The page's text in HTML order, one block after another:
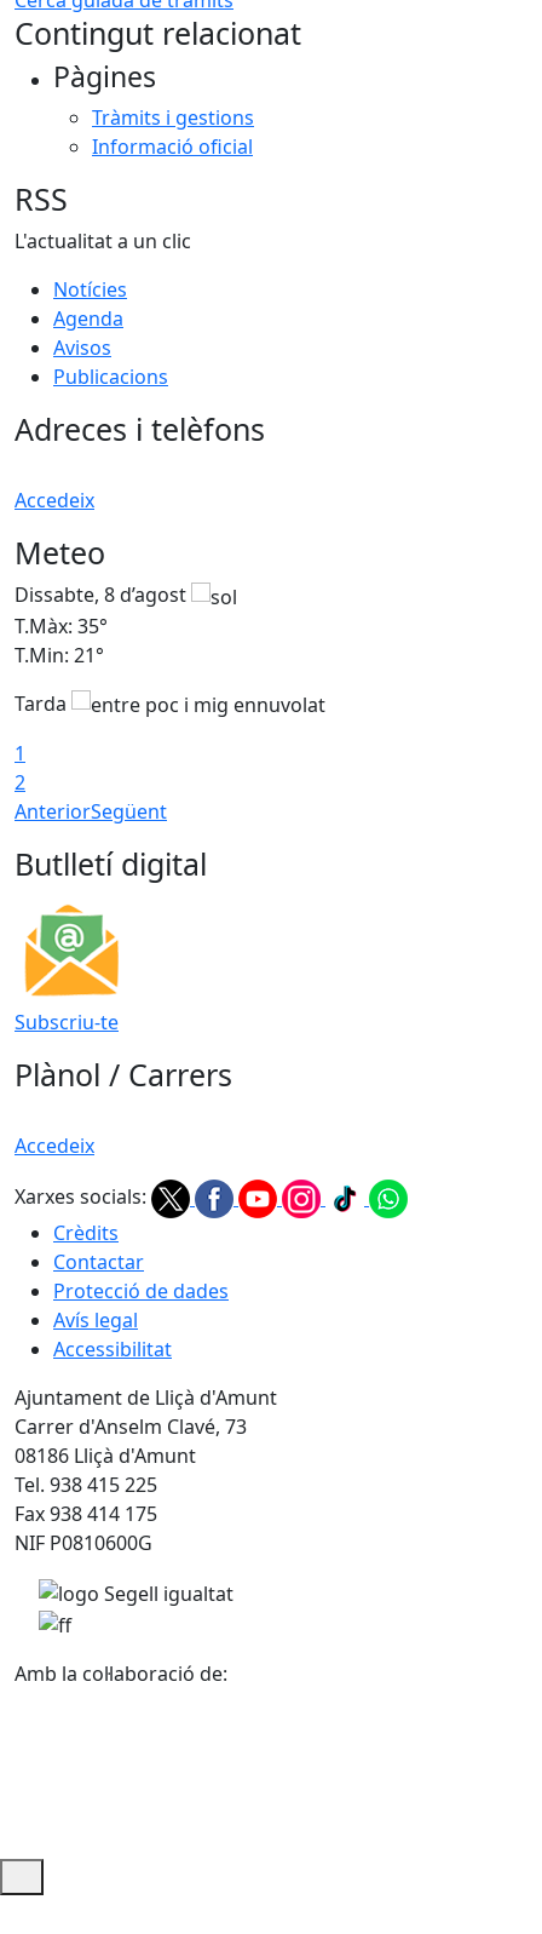
Contingut relacionat
Pàgines
Tràmits i gestions
Informació oficial
RSS
L'actualitat a un clic
Notícies
Agenda
Avisos
Publicacions
Adreces i telèfons
Accedeix
Meteo
Dissabte, 8 d’agost
T.Màx: 35°
T.Min: 21°
Tarda
1
2
AnteriorSegüent
Butlletí digital
Subscriu-te
Plànol / Carrers
Accedeix
Xarxes socials:
Crèdits
Contactar
Protecció de dades
Avís legal
Accessibilitat
Ajuntament de Lliçà d'Amunt
Carrer d'Anselm Clavé, 73
08186 Lliçà d'Amunt
Tel. 938 415 225
Fax 938 414 175
NIF P0810600G
Amb la col·laboració de: